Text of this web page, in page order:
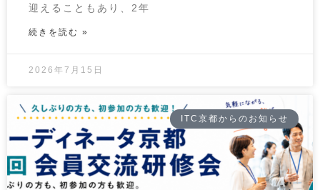
迎えることもあり、2年
続きを読む »
2026年7月15日
ITC京都からのお知らせ